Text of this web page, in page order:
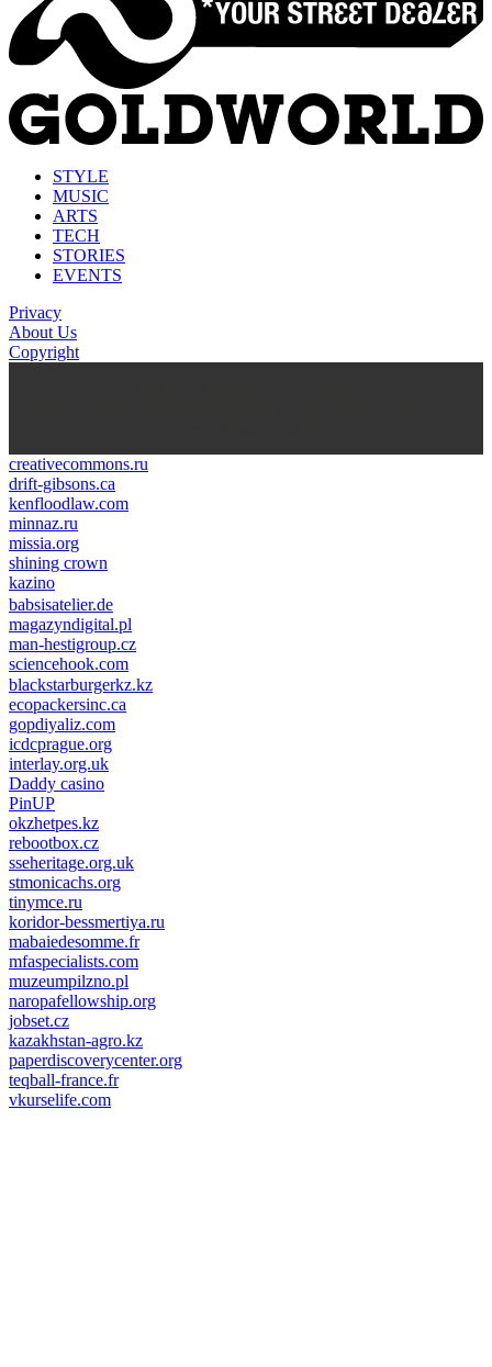
STYLE
MUSIC
ARTS
TECH
STORIES
EVENTS
Privacy
About Us
Copyright
creativecommons.ru
drift-gibsons.ca
kenfloodlaw.com
minnaz.ru
missia.org
shining crown
kazino
casino lemon
pinco giriş
babsisatelier.de
magazyndigital.pl
man-hestigroup.cz
sciencehook.com
олимп казино
blackstarburgerkz.kz
ecopackersinc.ca
gopdiyaliz.com
icdcprague.org
interlay.org.uk
Daddy casino
PinUP
okzhetpes.kz
rebootbox.cz
sseheritage.org.uk
stmonicachs.org
tinymce.ru
koridor-bessmertiya.ru
mabaiedesomme.fr
mfaspecialists.com
muzeumpilzno.pl
naropafellowship.org
jobset.cz
kazakhstan-agro.kz
paperdiscoverycenter.org
teqball-france.fr
vkurselife.com